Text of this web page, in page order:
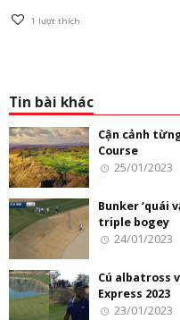
1 lượt thích
Tin bài khác
Cận cảnh
Course
25/01/2023
Bunker ‘quái
triple bogey
24/01/2023
Cú albatross
Express 2023
23/01/2023